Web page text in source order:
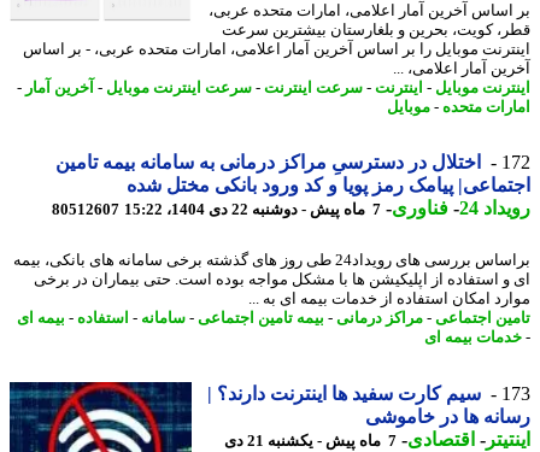
آخرین آمار اعلامی، امارات متحده عربی،
کویت، بحرین و بلغارستان بیشترین سرعت
موبایل را بر اساس آخرین آمار اعلامی، امارات متحده عربی، - بر اساس
آمار اعلامی، ...
موبایل-اینترنت-سرعت اینترنت-سرعت اینترنت موبایل-آخرین آمار
متحده-موبایل
اختلال در دسترسیِ مراکز درمانی به سامانه بیمه تامین
پیامک رمز پویا و کد ورود بانکی مختل شده
24
-فناوری- 7 ماه پیش - دوشنبه 22 دی 1404، 15:22 80512607
براساس بررسی های رویداد24 طی روز های گذشته برخی سامانه های بانکی، بیمه
استفاده از اپلیکیشن ها با مشکل مواجه بوده است. حتی بیماران در برخی
امکان استفاده از خدمات بیمه ای به ...
اجتماعی-مراکز درمانی-بیمه تامین اجتماعی-سامانه-استفاده-بیمه ای
بیمه ای
سیم کارت سفید ها اینترنت دارند؟ |
ها در خاموشی
-اقتصادی-
7 ماه پیش - یکشنبه 21 دی